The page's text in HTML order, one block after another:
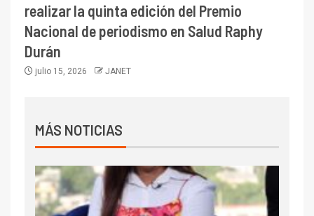
realizar la quinta edición del Premio
Nacional de periodismo en Salud Raphy
Durán
julio 15, 2026 JANET
MÁS NOTICIAS